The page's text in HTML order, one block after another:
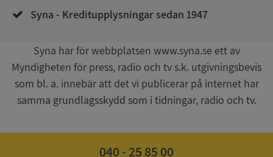
Syna - Kreditupplysningar sedan 1947
Syna har för webbplatsen www.syna.se ett av
Myndigheten för press, radio och tv s.k. utgivningsbevis
som bl. a. innebär att det vi publicerar på internet har
samma grundlagsskydd som i tidningar, radio och tv.
040 - 25 85 00
__RequestVerificationToken
Microsoft